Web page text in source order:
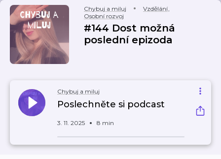
Chybuj a miluj Vzdělání,
Osobní rozvoj
#144 Dost možná
poslední epizoda
Chybuj a miluj
Poslechněte si podcast
3. 11. 2025 8 min